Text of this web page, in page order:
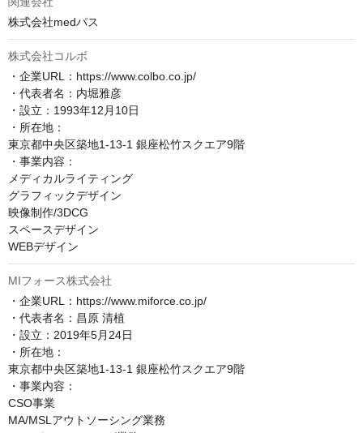
株式会社medパス
株式会社コルボ
・企業URL：https://www.colbo.co.jp/
・代表者名：内堀雅彦
・設立：1993年12月10日
・所在地：
東京都中央区築地1-13-1 銀座松竹スクエア9階
・事業内容：
メディカルライティング
グラフィックデザイン
映像制作/3DCG
スペースデザイン
MIフォース株式会社
・企業URL：https://www.miforce.co.jp/
・代表者名：昌原 清植
・設立：2019年5月24日
・所在地：
東京都中央区築地1-13-1 銀座松竹スクエア9階
・事業内容：
CSO事業
MA/MSLアウトソーシング業務